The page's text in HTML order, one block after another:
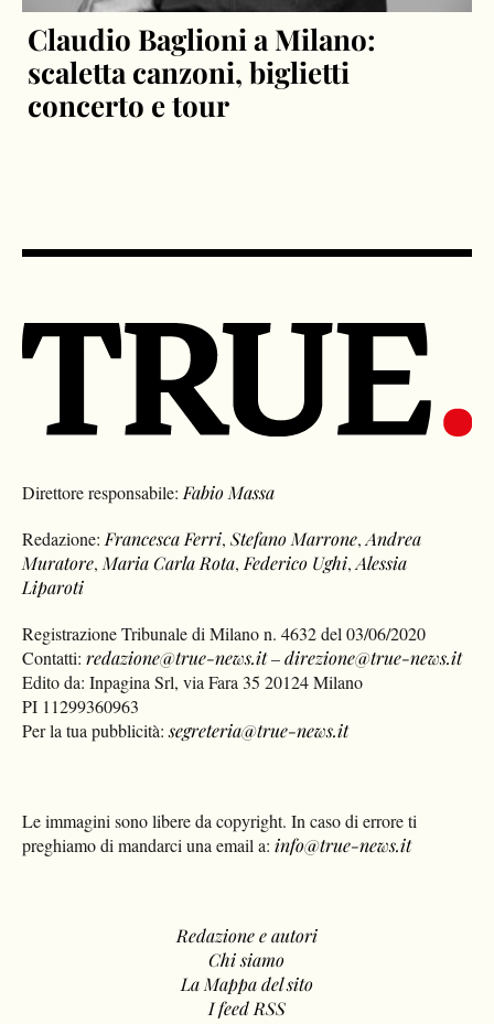
Claudio Baglioni a Milano:
scaletta canzoni, biglietti
concerto e tour
Direttore responsabile:Fabio Massa
Redazione:Francesca Ferri,Stefano Marrone,Andrea
Muratore,Maria Carla Rota,Federico Ughi,Alessia
Liparoti
Registrazione Tribunale di Milano n. 4632 del 03/06/2020
Contatti:redazione@true-news.it–direzione@true-news.it
Edito da: Inpagina Srl, via Fara 35 20124 Milano
PI 11299360963
Per la tua pubblicità:segreteria@true-news.it
Le immagini sono libere da copyright. In caso di errore ti
preghiamo di mandarci una email a: info@true-news.it
Redazione e autori
Chi siamo
La Mappa del sito
I feed RSS